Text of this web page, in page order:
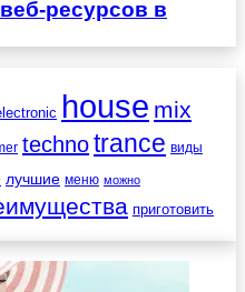
ресурсов в
house mix
technotrance виды
лучшие меню можно
приготовить